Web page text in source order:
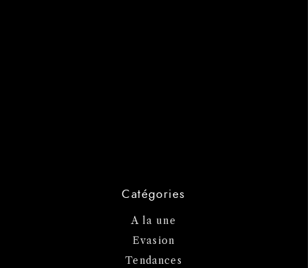
Catégories
A la une
Evasion
Tendances